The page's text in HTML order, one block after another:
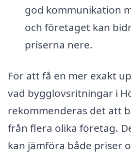
god kommunikation
och företaget kan
priserna nere.
För att få en mer exakt
vad bygglovsritningar i
rekommenderas det att
från flera olika företag.
kan jämföra både priser